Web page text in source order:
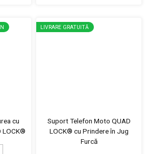
cu
LOCK®
LIVRARE GRATUITĂ
Suport Telefon Moto QUAD
LOCK® cu Prindere în Jug
Furcă